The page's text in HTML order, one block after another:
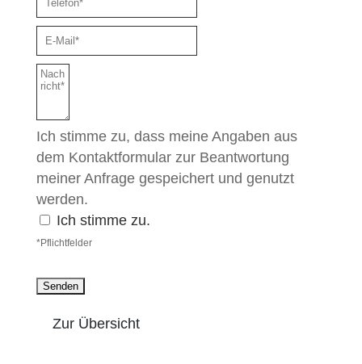
Ich stimme zu, dass meine Angaben aus
dem Kontaktformular zur Beantwortung
meiner Anfrage gespeichert und genutzt
werden.
Ich stimme zu.
*Pflichtfelder
Zur Übersicht